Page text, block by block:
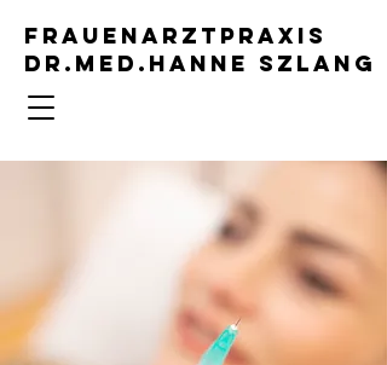
Frauenarztpraxis
Dr.med.hanne Szlang